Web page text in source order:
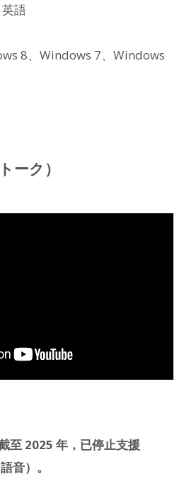
語
8、Windows 7、Windows
ーク）
至 2025 年，已停止支援
音）。